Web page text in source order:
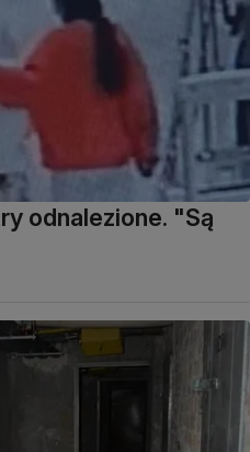
odnalezione. "Są